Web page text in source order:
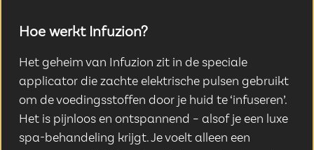
Hoe werkt Infuzion?
Het geheim van Infuzion zit in de speciale
applicator die zachte elektrische pulsen gebruikt
om de voedingsstoffen door je huid te ‘infuseren’.
Het is pijnloos en ontspannend – alsof je een luxe
spa-behandeling krijgt. Je voelt alleen een